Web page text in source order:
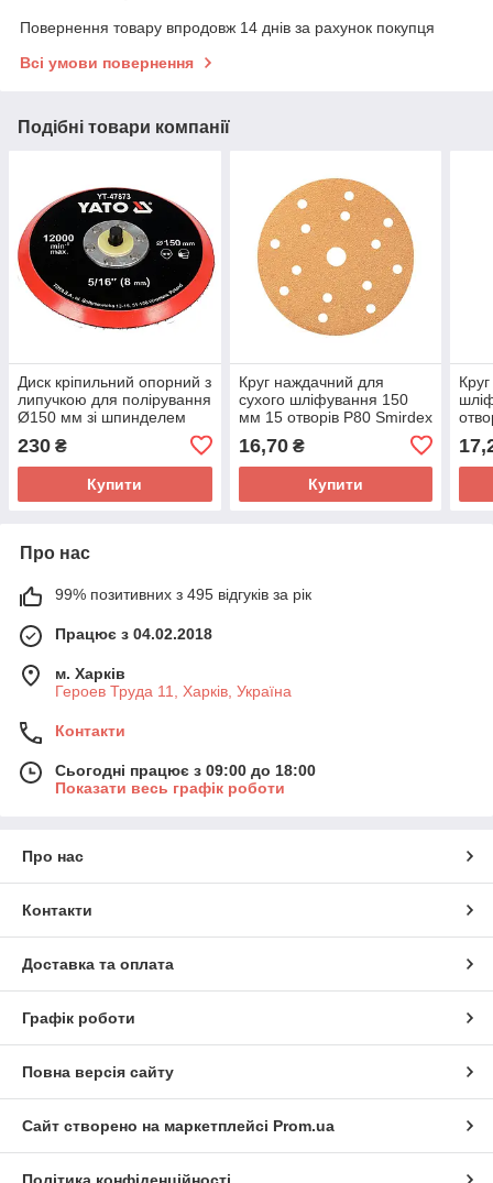
Повернення товару впродовж 14 днів за рахунок покупця
Всі умови повернення
Подібні товари компанії
Диск кріпильний опорний з
липучкою для полірування
Ø150 мм зі шпинделем
230 ₴
Купити
Круг наждачний для
сухого шліфування 150
мм 15 отворів P80 Smirdex
16,70₴
Купити
Про нас
99% позитивних з 495 відгуків за рік
Працює з 04.02.2018
м. Харків
Героев Труда 11, Харків, Україна
Контакти
Сьогодні працює з 09:00 до 18:00
Показати весь графік роботи
Про нас
Контакти
Доставка та оплата
Графік роботи
Повна версія сайту
Сайт створено на маркетплейсі Prom.ua